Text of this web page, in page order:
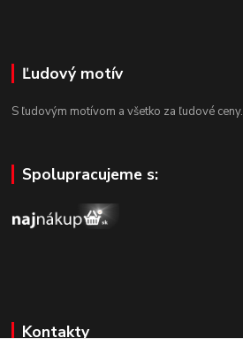
Ľudový motív
S ľudovým motívom a všetko za ľudové ceny.
Spolupracujeme s:
Kontakty